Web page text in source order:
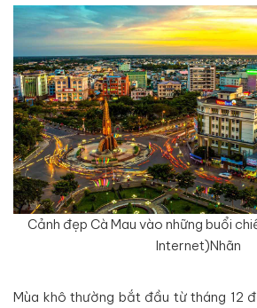
Cảnh đẹp Cà Mau vào những buổi
Internet)Nhãn
Mùa khô thường bắt đầu từ tháng 12